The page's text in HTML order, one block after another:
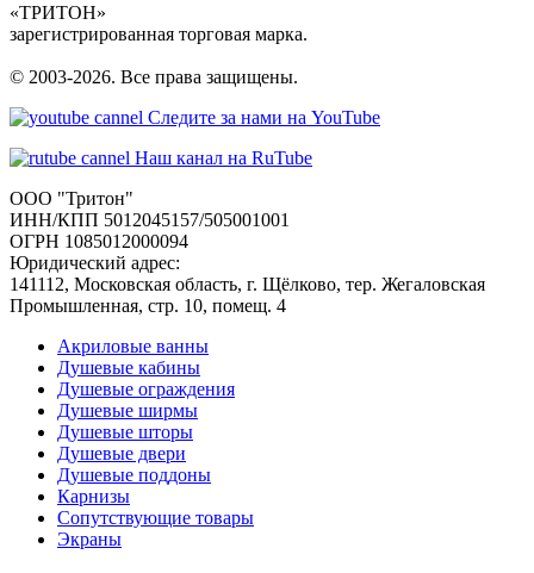
«ТРИТОН»
зарегистрированная торговая марка.
© 2003-2026. Все права защищены.
Следите за нами на YouTube
Наш канал на RuTube
ООО "Тритон"
ИНН/КПП 5012045157/505001001
ОГРН 1085012000094
Юридический адрес:
141112, Московская область, г. Щёлково, тер. Жегаловская
Промышленная, стр. 10, помещ. 4
Акриловые ванны
Душевые кабины
Душевые ограждения
Душевые ширмы
Душевые шторы
Душевые двери
Душевые поддоны
Карнизы
Сопутствующие товары
Экраны